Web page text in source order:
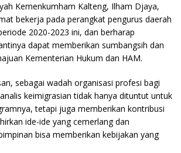
Kemenkumham Kalteng, Ilham Djaya,
bekerja pada perangkat pengurus daerah
2020-2023 ini, dan berharap
dapat memberikan sumbangsih dan
Kementerian Hukum dan HAM.
sebagai wadah organisasi profesi bagi
keimigrasian tidak hanya dituntut untuk
tetapi juga memberikan kontribusi
ide-ide yang cemerlang dan
bisa memberikan kebijakan yang